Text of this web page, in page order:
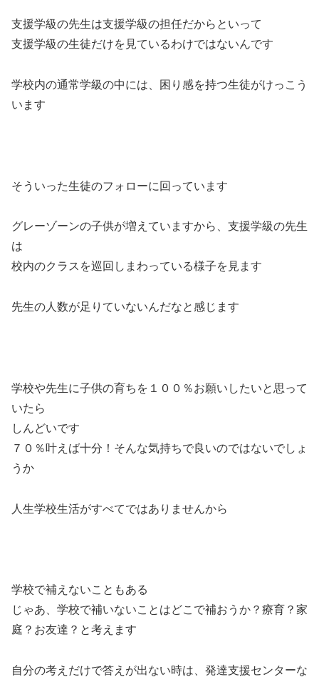
支援学級の先生は支援学級の担任だからといって
支援学級の生徒だけを見ているわけではないんです
学校内の通常学級の中には、困り感を持つ生徒がけっこう
います
そういった生徒のフォローに回っています
グレーゾーンの子供が増えていますから、支援学級の先生
は
校内のクラスを巡回しまわっている様子を見ます
先生の人数が足りていないんだなと感じます
学校や先生に子供の育ちを１００％お願いしたいと思って
いたら
しんどいです
７０％叶えば十分！そんな気持ちで良いのではないでしょ
うか
人生学校生活がすべてではありませんから
学校で補えないこともある
じゃあ、学校で補いないことはどこで補おうか？療育？家
庭？お友達？と考えます
自分の考えだけで答えが出ない時は、発達支援センターな